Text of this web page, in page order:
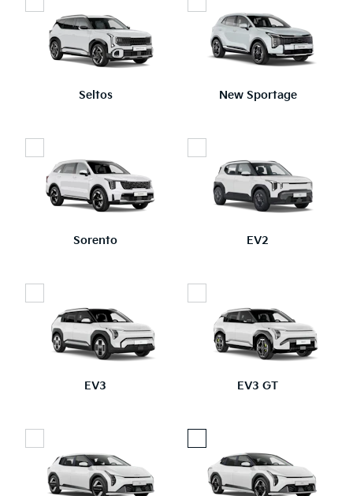
Seltos New Sportage
Sorento EV2
EV3 EV3 GT